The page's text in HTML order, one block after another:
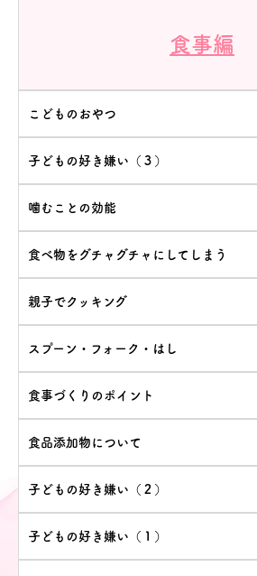
食事編
こどものおやつ
子どもの好き嫌い（３）
噛むことの効能
食べ物をグチャグチャにしてしまう
親子でクッキング
スプーン・フォーク・はし
食事づくりのポイント
食品添加物について
子どもの好き嫌い（２）
子どもの好き嫌い（１）